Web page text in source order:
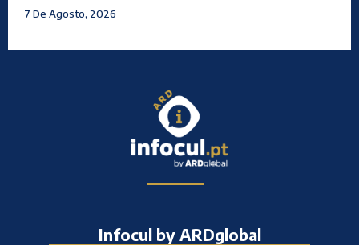
7 De Agosto, 2026
Infocul by ARDglobal